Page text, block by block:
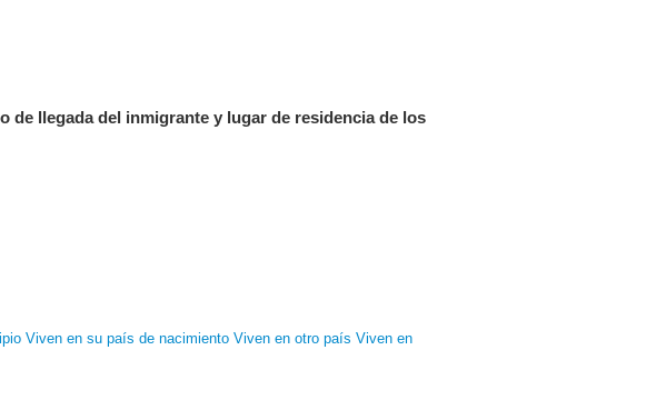
de llegada del inmigrante y lugar de residencia de los
Viven en su país de nacimiento Viven en otro país Viven en